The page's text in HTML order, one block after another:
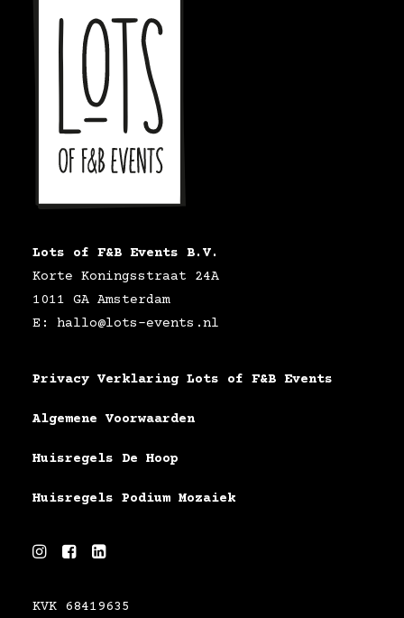
Lots of F&B Events B.V.
Korte Koningsstraat 24A
1011 GA Amsterdam
E: hallo@lots-events.nl
Privacy Verklaring Lots of F&B Events
Algemene Voorwaarden
Huisregels De Hoop
Huisregels Podium Mozaiek
KVK 68419635